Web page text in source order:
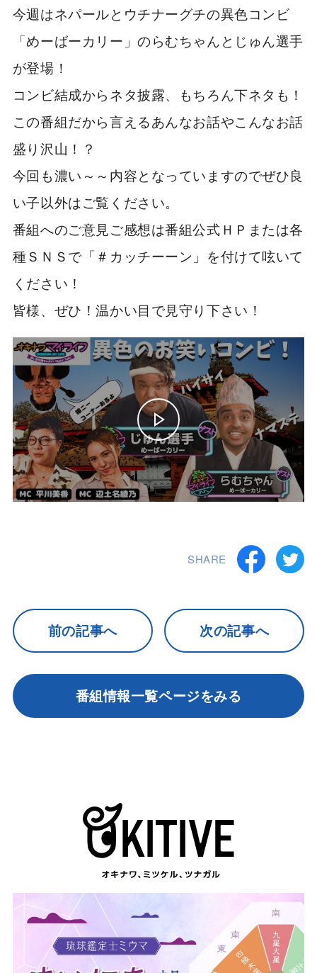
今週はネパールとウチナーグチの異色コンビ
「めーばーカリー」のらむちゃんとじゅん選手
が登場！
コンビ結成からネタ披露、もちろん下ネタも！
この番組だから言えるあんなお話やこんなお話
盛り沢山！？
今回も濃い～～内容となっていますのでぜひ良
い子以外はご覧ください。
番組へのご意見ご感想は番組公式ＨＰまたは各
種ＳＮＳで「＃カッチーーン」を付けて呟いて
ください！
皆様、ぜひ！温かい目で見守り下さい！
SHARE
前の記事へ 次の記事へ
番組情報一覧ページをみる